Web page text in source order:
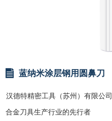
蓝纳米涂层钢用圆鼻刀
汉德特精密工具（苏州）有限公司
合金刀具生产行业的先行者